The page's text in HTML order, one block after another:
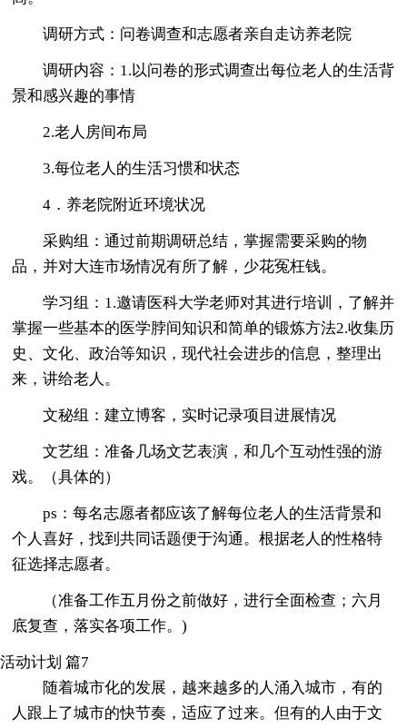
调研方式：问卷调查和志愿者亲自走访养老院
调研内容：1.以问卷的形式调查出每位老人的生活背
景和感兴趣的事情
2.老人房间布局
3.每位老人的生活习惯和状态
4．养老院附近环境状况
采购组：通过前期调研总结，掌握需要采购的物
品，并对大连市场情况有所了解，少花冤枉钱。
学习组：1.邀请医科大学老师对其进行培训，了解并
掌握一些基本的医学脖间知识和简单的锻炼方法2.收集历
史、文化、政治等知识，现代社会进步的信息，整理出
来，讲给老人。
文秘组：建立博客，实时记录项目进展情况
文艺组：准备几场文艺表演，和几个互动性强的游
戏。（具体的）
ps：每名志愿者都应该了解每位老人的生活背景和
个人喜好，找到共同话题便于沟通。根据老人的性格特
征选择志愿者。
（准备工作五月份之前做好，进行全面检查；六月
底复查，落实各项工作。)
活动计划 篇7
随着城市化的发展，越来越多的人涌入城市，有的
人跟上了城市的快节奏，适应了过来。但有的人由于文